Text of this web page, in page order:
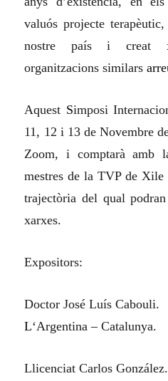
valuós projecte
nostre país i creat
organitzacions similars
Aquest Simposi
11, 12 i 13 de Novembre
Zoom, i comptarà amb
mestres de la TVP de
trajectòria del qual
xarxes.
Expositors:
Doctor José Luís Cabouli.
L‘Argentina – Catalunya.
Llicenciat Carlos González.